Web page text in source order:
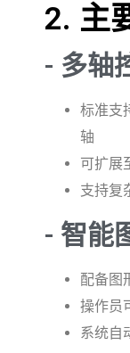
2. 主
- 多轴
标准支
轴
可扩展
支持复
- 智能
配备图
操作员
系统自